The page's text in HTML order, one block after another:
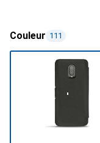
Couleur 111